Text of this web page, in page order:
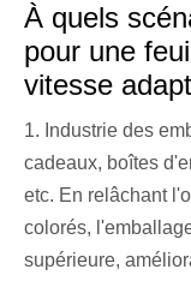
À quels
pour une
vitesse
1. Industrie des
cadeaux, boîtes
etc. En relâchant
colorés,
supérieure,